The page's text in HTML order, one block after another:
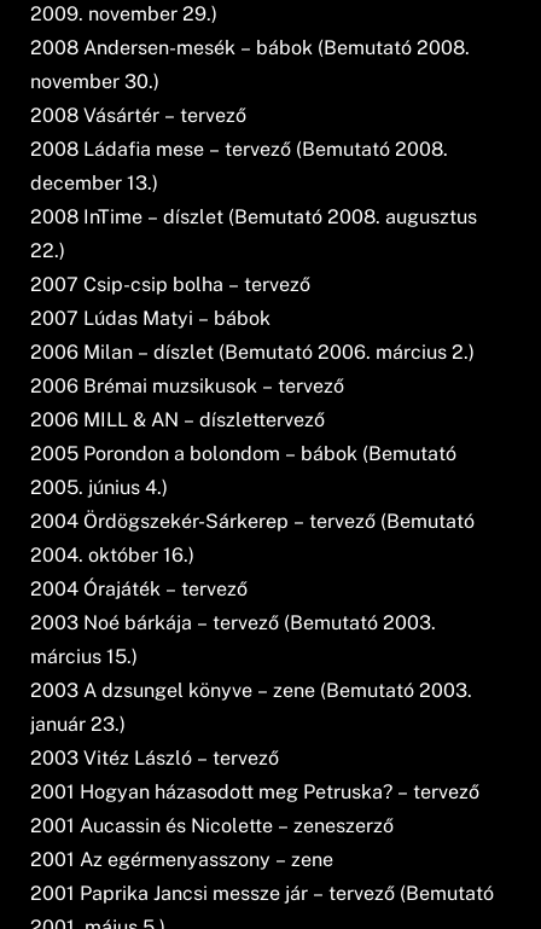
2009. november 29.)
2008 Andersen-mesék – bábok (Bemutató 2008.
november 30.)
2008 Vásártér – tervező
2008 Ládafia mese – tervező (Bemutató 2008.
december 13.)
2008 InTime – díszlet (Bemutató 2008. augusztus
22.)
2007 Csip-csip bolha – tervező
2007 Lúdas Matyi – bábok
2006 Milan – díszlet (Bemutató 2006. március 2.)
2006 Brémai muzsikusok – tervező
2006 MILL & AN – díszlettervező
2005 Porondon a bolondom – bábok (Bemutató
2005. június 4.)
2004 Ördögszekér-Sárkerep – tervező (Bemutató
2004. október 16.)
2004 Órajáték – tervező
2003 Noé bárkája – tervező (Bemutató 2003.
március 15.)
2003 A dzsungel könyve – zene (Bemutató 2003.
január 23.)
2003 Vitéz László – tervező
2001 Hogyan házasodott meg Petruska? – tervező
2001 Aucassin és Nicolette – zeneszerző
2001 Az egérmenyasszony – zene
2001 Paprika Jancsi messze jár – tervező (Bemutató